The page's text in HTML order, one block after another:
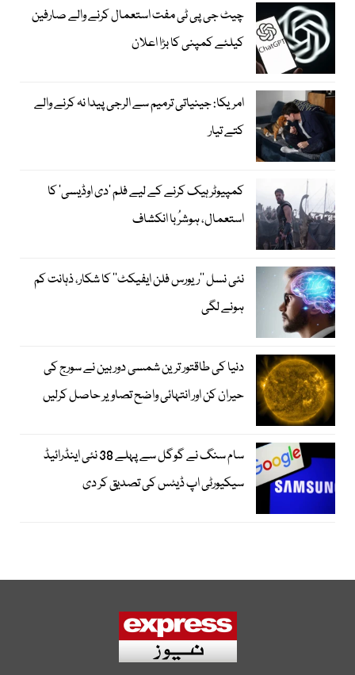
چیٹ جی پی ٹی مفت استعمال کرنے والے صارفین
کیلئے کمپنی کا بڑا اعلان
امریکا: جینیاتی ترمیم سے الرجی پیدا نہ کرنے والے
کتے تیار
کمپیوٹر ہیک کرنے کے لیے فلم ’دی اوڈیسی‘ کا
استعمال، ہوشرُبا انکشاف
نئی نسل ’’ریورس فلن ایفیکٹ‘‘ کا شکار، ذہانت کم
ہونے لگی
دنیا کی طاقتور ترین شمسی دوربین نے سورج کی
حیران کن اور انتہائی واضح تصاویر حاصل کرلیں
سام سنگ نے گوگل سے پہلے 38 نئی اینڈرائیڈ
سیکیورٹی اپ ڈیٹس کی تصدیق کر دی